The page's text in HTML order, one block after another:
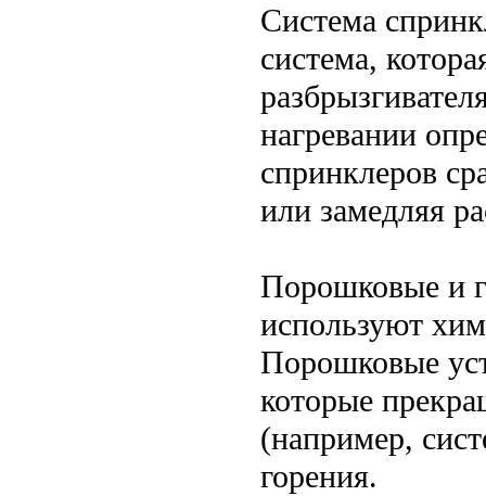
Система
система,
нагревании
спринклеров
или замедляя
Порошковые и
используют
Порошковые
которые
(например,
горения.